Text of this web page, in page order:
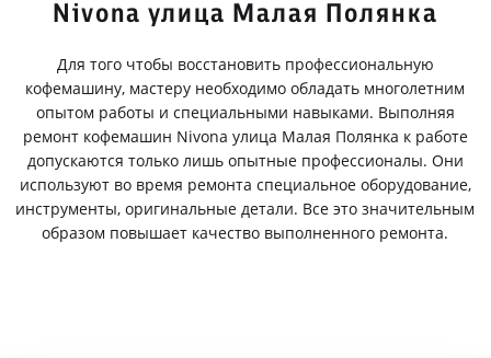
Nivona улица Малая Полянка
Для того чтобы восстановить профессиональную
кофемашину, мастеру необходимо обладать многолетним
опытом работы и специальными навыками. Выполняя
ремонт кофемашин Nivona улица Малая Полянка к работе
допускаются только лишь опытные профессионалы. Они
используют во время ремонта специальное оборудование,
инструменты, оригинальные детали. Все это значительным
образом повышает качество выполненного ремонта.